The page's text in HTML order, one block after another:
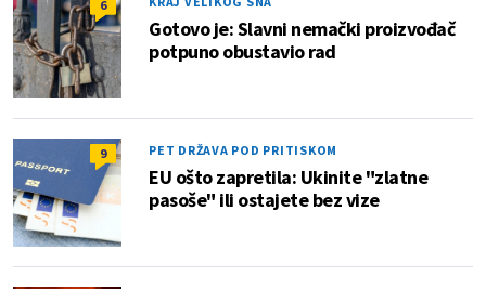
6
Gotovo je: Slavni nemački proizvođač
potpuno obustavio rad
9 PET DRŽAVA POD PRITISKOM
EU ošto zapretila: Ukinite "zlatne
pasoše" ili ostajete bez vize